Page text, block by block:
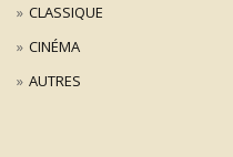
CLASSIQUE
CINÉMA
AUTRES